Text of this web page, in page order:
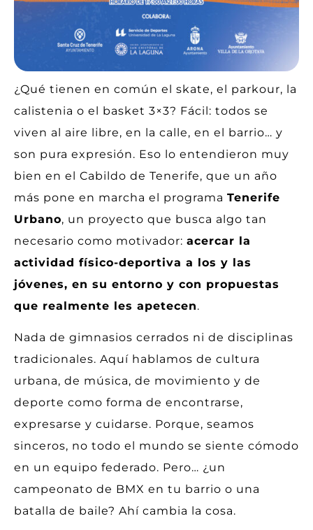
¿Qué tienen en común el skate, el parkour, la
calistenia o el basket 3×3? Fácil: todos se
viven al aire libre, en la calle, en el barrio… y
son pura expresión. Eso lo entendieron muy
bien en el Cabildo de Tenerife, que un año
más pone en marcha el programa Tenerife
Urbano, un proyecto que busca algo tan
necesario como motivador: acercar la
actividad físico-deportiva a los y las
jóvenes, en su entorno y con propuestas
que realmente les apetecen.
Nada de gimnasios cerrados ni de disciplinas
tradicionales. Aquí hablamos de cultura
urbana, de música, de movimiento y de
deporte como forma de encontrarse,
expresarse y cuidarse. Porque, seamos
sinceros, no todo el mundo se siente cómodo
en un equipo federado. Pero… ¿un
campeonato de BMX en tu barrio o una
batalla de baile? Ahí cambia la cosa.